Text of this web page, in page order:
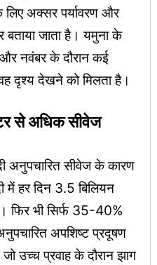
अक्सर पर्यावरण और
बताया जाता है। यमुना के
नवंबर के दौरान कई
दृश्य देखने को मिलता है।
से अधिक सीवेज
अनुपचारित सीवेज के कारण
में हर दिन 3.5 बिलियन
फिर भी सिर्फ 35-40%
अपशिष्ट प्रदूषण
उच्च प्रवाह के दौरान झाग